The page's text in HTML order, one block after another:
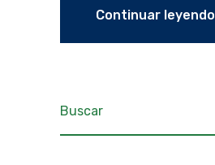
Continuar leyendo